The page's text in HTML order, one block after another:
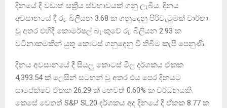
දිනයේ දී වඩාත් සක්‍රීය ස්වභාවයක් ගනු ලැබීය. දිනය
අවසානයේ දී රු. බිලියන 3.68 ක ගනුදෙනු පිරිවැටුමක් වාර්තා
වූ අතර එහිදී කොමර්ෂල් බැංකුවේ රු. බිලියන 2.93 ක
වටිනාකමකින් යුතු කොටස් ගනුදෙනු වී තිබීම කැපී පෙනුණි.
දිනය අවසානයේ දී සියලු කොටස් මිල දර්ශකය ඒකක
4,393.54 ක් ලෙසින් සටහන් වූ අතර එය පෙර දිනයට
සාපේක්ෂව ඒකක 26.29 ක් හෙවත් 0.60% ක වර්ධනයකි.
කෙසේ වෙතත් S&P SL20 දර්ශකය අද දිනයේ දී ඒකක 8.77 ක